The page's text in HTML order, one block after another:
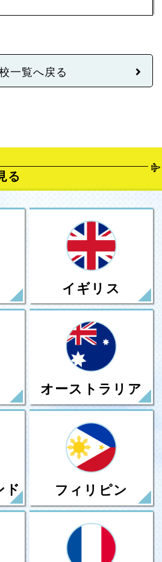
一覧へ戻る
る
イギリス
オーストラリア
ド フィリピン